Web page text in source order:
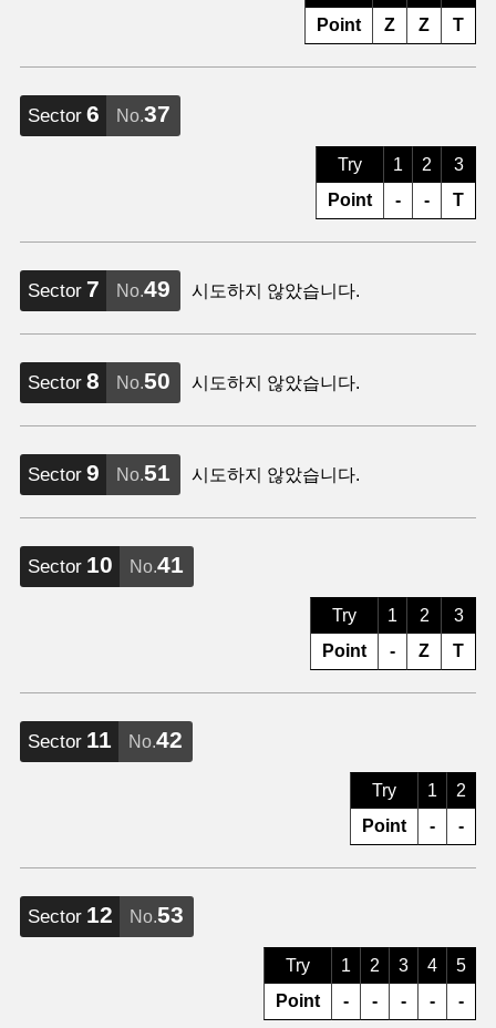
Point
Z
Z
T
Sector 6 No.37
Try
Point
1
-
2
-
3
T
Sector 7 No.49 시도하지 않았습니다.
Sector 8 No.50 시도하지 않았습니다.
Sector 9 No.51 시도하지 않았습니다.
Sector 10 No.41
Try
Point
1
-
2
Z
3
T
Sector 11 No.42
Try
Point
1
-
2
-
Sector 12 No.53
Try
Point
1
-
2
-
3
-
4
-
5
-